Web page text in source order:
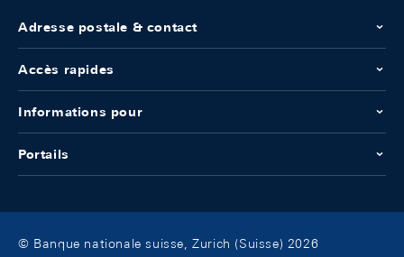
Adresse postale & contact
Accès rapides
Informations pour
Portails
© Banque nationale suisse, Zurich (Suisse) 2026